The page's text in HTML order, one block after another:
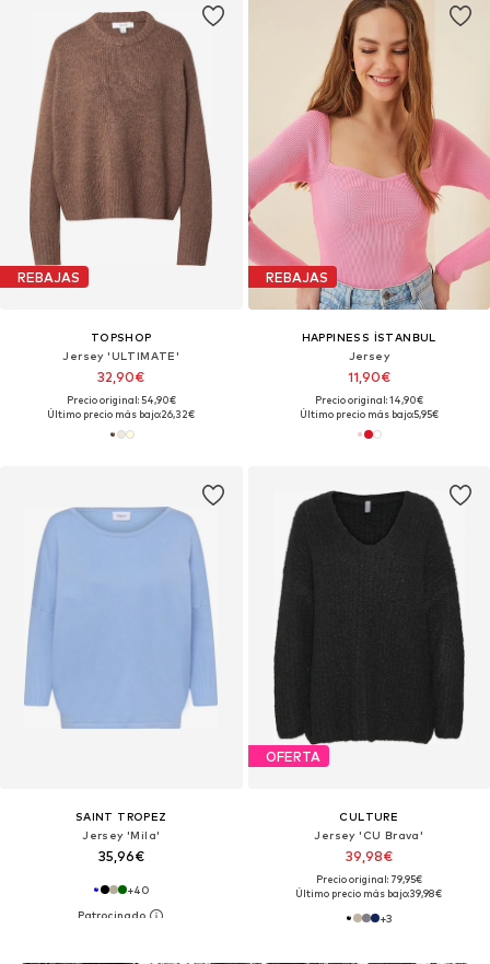
REBAJAS
TOPSHOP
Jersey 'ULTIMATE'
32,90€
Precio original: 54,90€
Último precio más bajo:26,32€
REBAJAS
HAPPINESS İSTANBUL
Jersey
11,90€
Precio original: 14,90€
Último precio más bajo:5,95€
SAINT TROPEZ
Jersey 'Mila'
35,96€
+40
OFERTA
CULTURE
Jersey 'CU Brava'
39,98€
Precio original: 79,95€
Último precio más bajo:39,98€
+3